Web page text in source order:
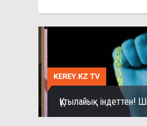
KEREY.KZ TV
Құтылайық індеттен!